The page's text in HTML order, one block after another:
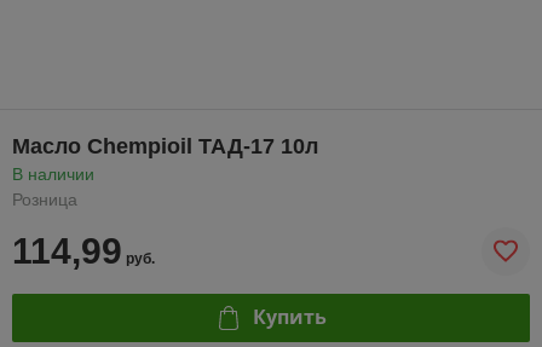
Масло Chempioil ТАД-17 10л
В наличии
Розница
114,99 руб.
Купить